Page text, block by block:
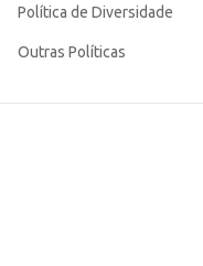
Política de Diversidade
Outras Políticas